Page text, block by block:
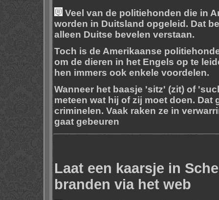
Veel van de politiehonden die in
worden in Duitsland opgeleid. Dat
alleen Duitse bevelen verstaan.
Toch is de Amerikaanse
om de dieren in het Engels op te
hen immers ook enkele voordelen.
Wanneer het baasje 'sitz' (zit) of
meteen wat hij of zij moet doen. Dat
criminelen. Vaak raken ze in
gaat gebeuren
Laat een kaarsje in
branden via het web